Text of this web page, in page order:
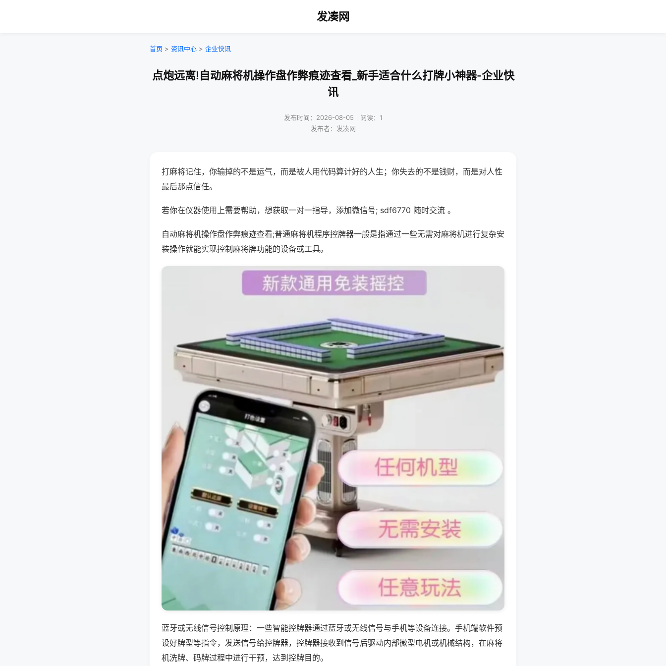
发凑网
首页 > 资讯中心 > 企业快讯
点炮远离!自动麻将机操作盘作弊痕迹查看_新手适合什么打牌小神器-企业快
讯
发布时间：2026-08-05｜阅读：1
发布者：发凑网
打麻将记住，你输掉的不是运气，而是被人用代码算计好的人生；你失去的不是钱财，而是对人性
最后那点信任。
若你在仪器使用上需要帮助，想获取一对一指导，添加微信号; sdf6770 随时交流 。
自动麻将机操作盘作弊痕迹查看;普通麻将机程序控牌器一般是指通过一些无需对麻将机进行复杂安
装操作就能实现控制麻将牌功能的设备或工具。
蓝牙或无线信号控制原理：一些智能控牌器通过蓝牙或无线信号与手机等设备连接。手机端软件预
设好牌型等指令，发送信号给控牌器，控牌器接收到信号后驱动内部微型电机或机械结构，在麻将
机洗牌、码牌过程中进行干预，达到控牌目的。